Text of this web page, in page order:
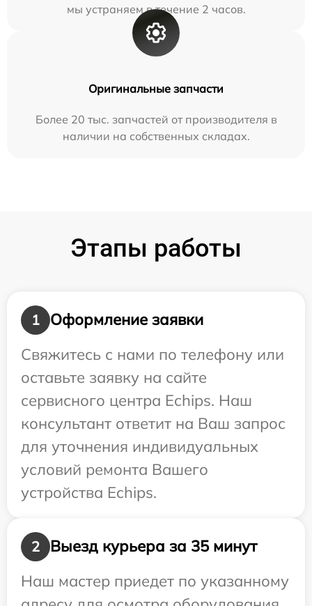
мы устраняем в течение 2 часов.
Оригинальные запчасти
Более 20 тыс. запчастей от производителя в
наличии на собственных складах.
Этапы работы
1
Оформление заявки
Свяжитесь с нами по телефону или
оставьте заявку на сайте
сервисного центра Echips. Наш
консультант ответит на Ваш запрос
для уточнения индивидуальных
условий ремонта Вашего
устройства Echips.
2
Выезд курьера за 35 минут
Наш мастер приедет по указанному